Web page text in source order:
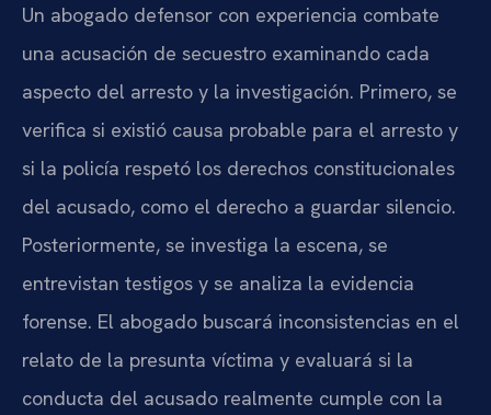
Un abogado defensor con experiencia combate
una acusación de secuestro examinando cada
aspecto del arresto y la investigación. Primero, se
verifica si existió causa probable para el arresto y
si la policía respetó los derechos constitucionales
del acusado, como el derecho a guardar silencio.
Posteriormente, se investiga la escena, se
entrevistan testigos y se analiza la evidencia
forense. El abogado buscará inconsistencias en el
relato de la presunta víctima y evaluará si la
conducta del acusado realmente cumple con la